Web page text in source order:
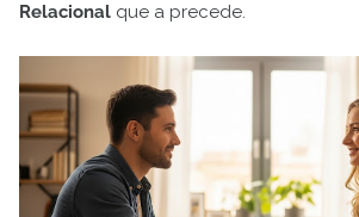
Relacional que a precede.